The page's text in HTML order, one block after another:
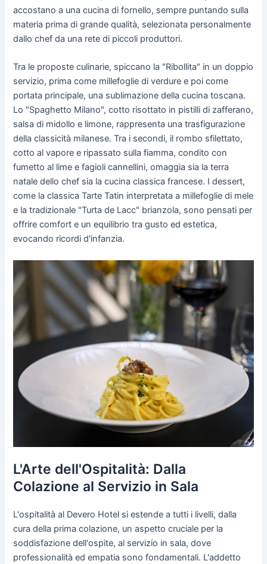
accostano a una cucina di fornello, sempre puntando sulla
materia prima di grande qualità, selezionata personalmente
dallo chef da una rete di piccoli produttori.
Tra le proposte culinarie, spiccano la "Ribollita" in un doppio
servizio, prima come millefoglie di verdure e poi come
portata principale, una sublimazione della cucina toscana.
Lo "Spaghetto Milano", cotto risottato in pistilli di zafferano,
salsa di midollo e limone, rappresenta una trasfigurazione
della classicità milanese. Tra i secondi, il rombo sfilettato,
cotto al vapore e ripassato sulla fiamma, condito con
fumetto al lime e fagioli cannellini, omaggia sia la terra
natale dello chef sia la cucina classica francese. I dessert,
come la classica Tarte Tatin interpretata a millefoglie di mele
e la tradizionale "Turta de Lacc" brianzola, sono pensati per
offrire comfort e un equilibrio tra gusto ed estetica,
evocando ricordi d'infanzia.
L'Arte dell'Ospitalità: Dalla
Colazione al Servizio in Sala
L'ospitalità al Devero Hotel si estende a tutti i livelli, dalla
cura della prima colazione, un aspetto cruciale per la
soddisfazione dell'ospite, al servizio in sala, dove
professionalità ed empatia sono fondamentali. L'addetto